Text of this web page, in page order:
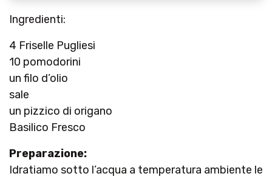
Ingredienti:
4 Friselle Pugliesi
10 pomodorini
un filo d’olio
sale
un pizzico di origano
Basilico Fresco
Preparazione:
Idratiamo sotto l’acqua a temperatura ambiente le